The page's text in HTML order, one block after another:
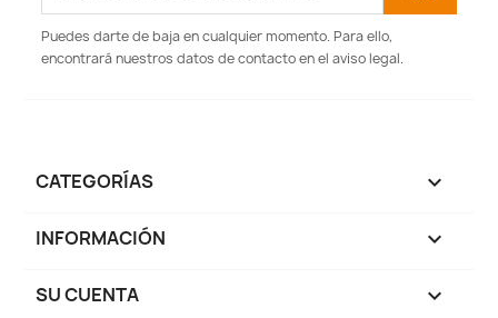
Puedes darte de baja en cualquier momento. Para ello,
encontrará nuestros datos de contacto en el aviso legal.
CATEGORÍAS 
INFORMACIÓN 
SU CUENTA 